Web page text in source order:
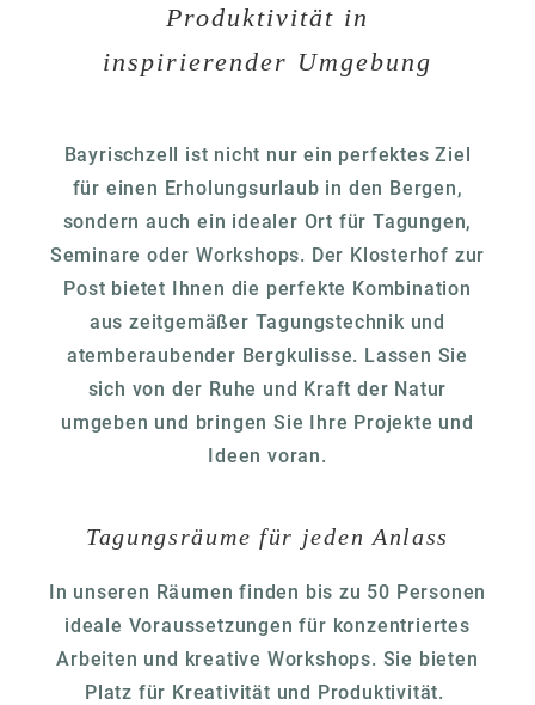
Produktivität in
inspirierender Umgebung
Bayrischzell ist nicht nur ein perfektes Ziel
für einen Erholungsurlaub in den Bergen,
sondern auch ein idealer Ort für Tagungen,
Seminare oder Workshops. Der Klosterhof zur
Post bietet Ihnen die perfekte Kombination
aus zeitgemäßer Tagungstechnik und
atemberaubender Bergkulisse. Lassen Sie
sich von der Ruhe und Kraft der Natur
umgeben und bringen Sie Ihre Projekte und
Ideen voran.
Tagungsräume für jeden Anlass
In unseren Räumen finden bis zu 50 Personen
ideale Voraussetzungen für konzentriertes
Arbeiten und kreative Workshops. Sie bieten
Platz für Kreativität und Produktivität.